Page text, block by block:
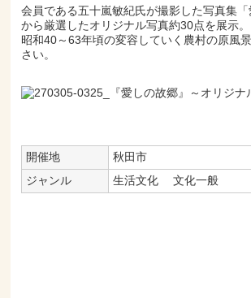
会員である五十嵐敏紀氏が撮影した写真集
から厳選したオリジナル写真約30点を展示。
昭和40～63年頃の変容していく農村の原風
さい。
開催地
秋田市
ジャンル
生活文化 文化一般